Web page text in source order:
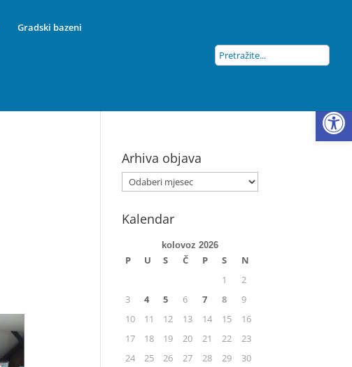
Gradski bazeni
Arhiva objava
Kalendar
kolovoz 2026
P U S Č P S
N
1
2
3
4 5 6 7 8
9
10
11 12 13 14 15
16
17
18 19 20 21 22
23
24
25 26 27 28 29
30